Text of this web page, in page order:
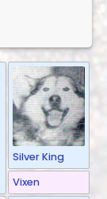
Silver King
Vixen